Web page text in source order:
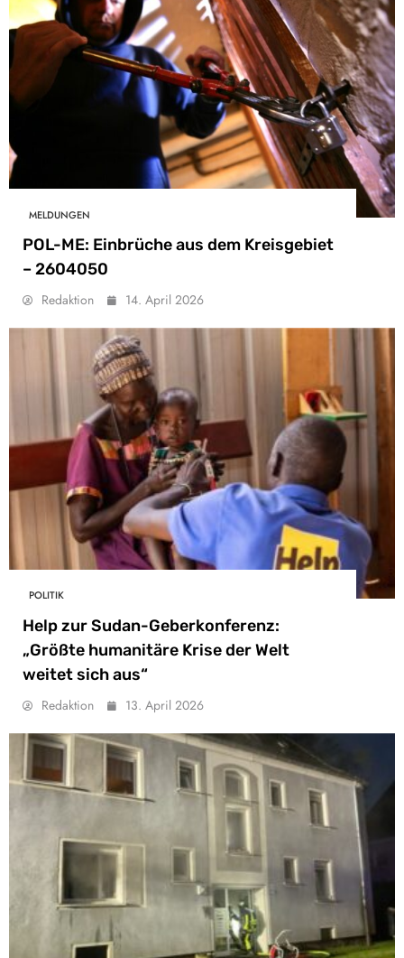
MELDUNGEN
POL-ME: Einbrüche aus dem Kreisgebiet
– 2604050
Redaktion 14. April 2026
POLITIK
Help zur Sudan-Geberkonferenz:
„Größte humanitäre Krise der Welt
weitet sich aus“
Redaktion 13. April 2026